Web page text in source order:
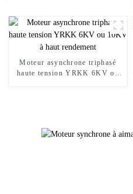
Moteur asynchrone triphasé
haute tension YRKK 6KV ou